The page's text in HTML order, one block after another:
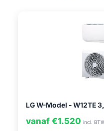
LG W-Model - W12TE
vanaf €1.520 incl.